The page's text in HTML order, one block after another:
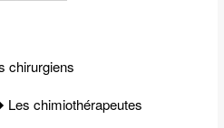
chirurgiens
Les chimiothérapeutes